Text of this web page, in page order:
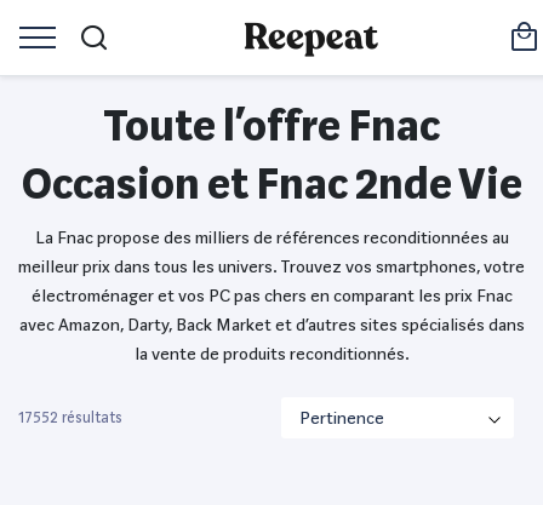
Toute l’offre Fnac
Occasion et Fnac 2nde Vie
La Fnac propose des milliers de références reconditionnées au
meilleur prix dans tous les univers. Trouvez vos smartphones, votre
électroménager et vos PC pas chers en comparant les prix Fnac
avec Amazon, Darty, Back Market et d’autres sites spécialisés dans
la vente de produits reconditionnés.
17552 résultats